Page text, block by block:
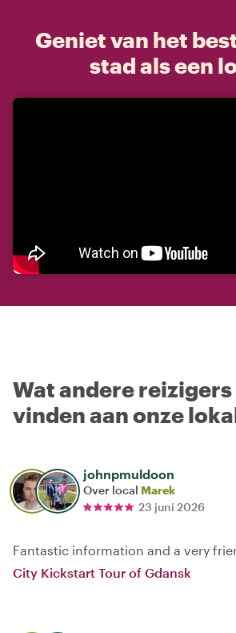
Geniet van het
stad als een
Wat andere
vinden aan onze
johnpmuldoon
Over local Marek
23 juni 2026
Fantastic information and a very
City Kickstart Tour of Gdansk